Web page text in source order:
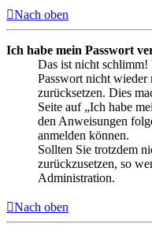
Nach oben
Ich habe mein Passwort
Das ist nicht
Passwort nicht wieder
zurücksetzen. Dies
Seite auf „Ich habe
den Anweisungen
anmelden können.
Sollten Sie trotzdem
zurückzusetzen, so
Administration.
Nach oben